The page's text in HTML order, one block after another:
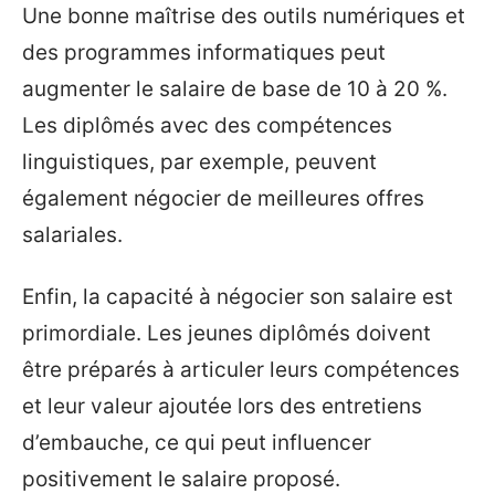
Une bonne maîtrise des outils numériques et
des programmes informatiques peut
augmenter le salaire de base de 10 à 20 %.
Les diplômés avec des compétences
linguistiques, par exemple, peuvent
également négocier de meilleures offres
salariales.
Enfin, la capacité à négocier son salaire est
primordiale. Les jeunes diplômés doivent
être préparés à articuler leurs compétences
et leur valeur ajoutée lors des entretiens
d’embauche, ce qui peut influencer
positivement le salaire proposé.